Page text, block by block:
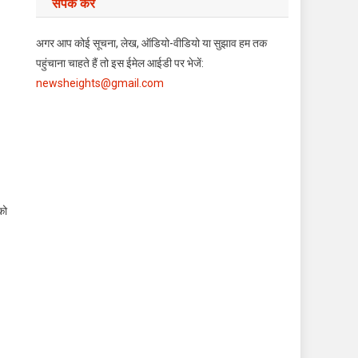
संपर्क करें
अगर आप कोई सूचना, लेख, ऑडियो-वीडियो या सुझाव हम तक
पहुंचाना चाहते हैं तो इस ईमेल आईडी पर भेजें:
newsheights@gmail.com